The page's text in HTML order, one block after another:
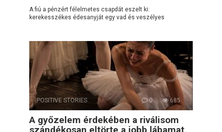
A fiú a pénzért félelmetes csapdát eszelt ki:
kerekesszékes édesanyját egy vad és veszélyes
POSITIVE STORIES 0 685
A győzelem érdekében a riválisom